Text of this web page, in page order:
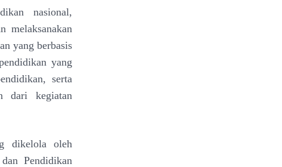
nasional,
melaksanakan
yang berbasis
yang
serta
dari kegiatan
dikelola oleh
Pendidikan